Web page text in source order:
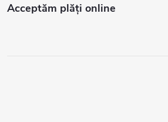
Acceptăm plăţi online